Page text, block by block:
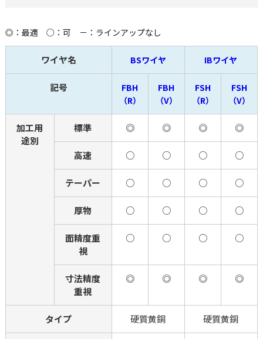
◎：最適 ○：可 －：ラインアップなし
ワイヤ名 BSワイヤ IBワイヤ
記号
FBH
（R）
FBH
（V）
FSH
（R）
FSH
（V）
加工用
途別
標準 ◎ ◎ ◎ ◎
高速 ○ ○ ○ ○
テーパー ○ ○ ○ ○
厚物 ○ ○ ○ ○
面精度重
視
○ ○ ○ ○
寸法精度
重視
◎ ◎ ◎ ◎
タイプ 硬質黄銅 硬質黄銅